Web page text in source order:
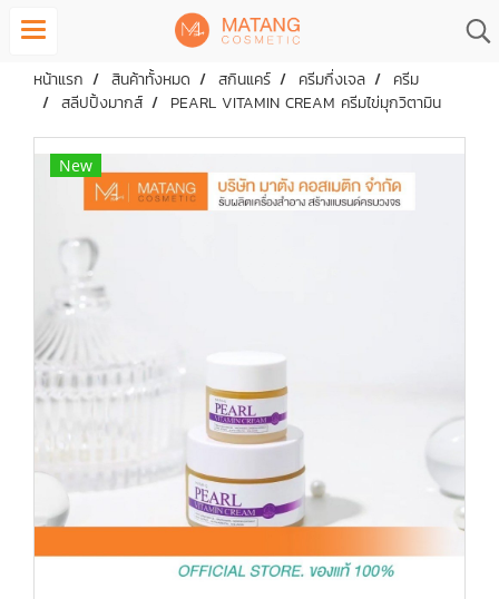
หน้าแรก สินค้าทั้งหมด สกินแคร์ ครีมกึ่งเจล
ครีม
สลีปปิ้งมากส์
PEARL VITAMIN CREAM ครีมไข่มุกวิตามิน
New